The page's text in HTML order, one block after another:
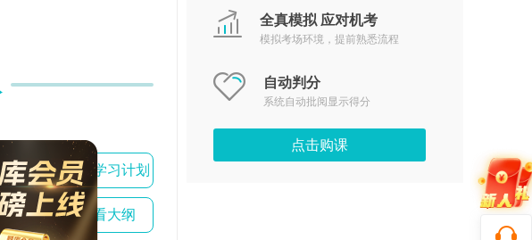
全方位科目学习计划
备考必须先看大纲
全真模拟 应对机考
模拟考场环境，提前熟悉流程
自动判分
系统自动批阅显示得分
点击购课